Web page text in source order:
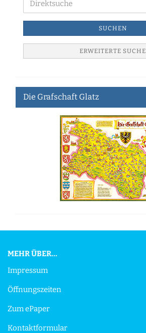
SUCHEN
ERWEITERTE SUCHE
Die Grafschaft Glatz
MEHR ÜBER...
Impressum
Öffnungszeiten
Zum ePaper
Kontaktformular